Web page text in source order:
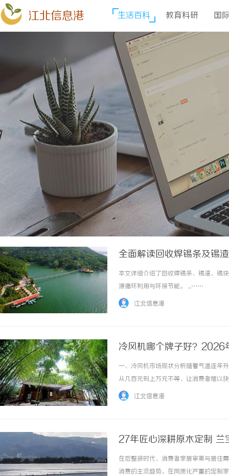
江北信息港 生活百科 教育科研 国
全面解读回收焊锡条及锡
本文详细介绍了回收焊锡条、锡渣、锡
源循环利用与环保节能。 ...……
江北信息港
冷风机哪个牌子好？2026
一、冷风机市场现状分析随着气温逐年
从几百元到上万元不等，让消费者难以
优质的冷风机。二、选购冷风机需要关
江北信息港
27年匠心深耕原木定制 兰
在后整装时代，消费者家居审美与居住
消费的主流趋势。在同质化严重的定制